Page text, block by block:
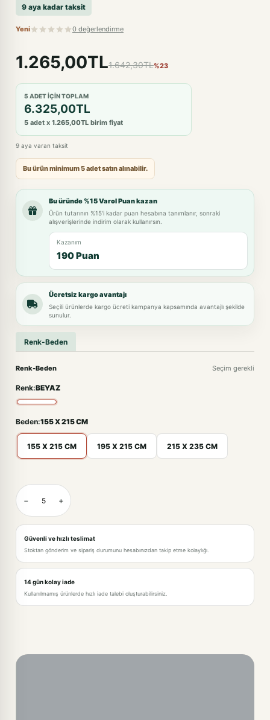
9 aya kadar taksit
Yeni 0 değerlendirme
1.265,00TL1.642,30TL%23
5 ADET IÇIN TOPLAM
6.325,00TL
5 adet x 1.265,00TL birim fiyat
9 aya varan taksit
Bu ürün minimum 5 adet satın alınabilir.
Bu üründe %15 Varol Puan kazan
Ürün tutarının %15'i kadar puan hesabına tanımlanır, sonraki
alışverişlerinde indirim olarak kullanırsın.
Kazanım
190 Puan
Ücretsiz kargo avantajı
Seçili ürünlerde kargo ücreti kampanya kapsamında avantajlı şekilde
sunulur.
Renk-Beden
Renk-Beden Seçim gerekli
Renk:BEYAZ
Beden:155 X 215 CM
155 X 215 CM 195 X 215 CM 215 X 235 CM
BEYAZ-195 X 215 CM · +195,00TL
BEYAZ-215 X 235 CM · +351,00TL
− +
Güvenli ve hızlı teslimat
Stoktan gönderim ve sipariş durumunu hesabınızdan takip etme kolaylığı.
14 gün kolay iade
Kullanılmamış ürünlerde hızlı iade talebi oluşturabilirsiniz.